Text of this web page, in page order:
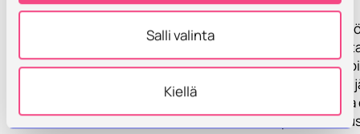
Salli valinta
Kiellä
Yhteistyössä
pyrimme
kynnystä
hakeutumiselle
kampuksiin